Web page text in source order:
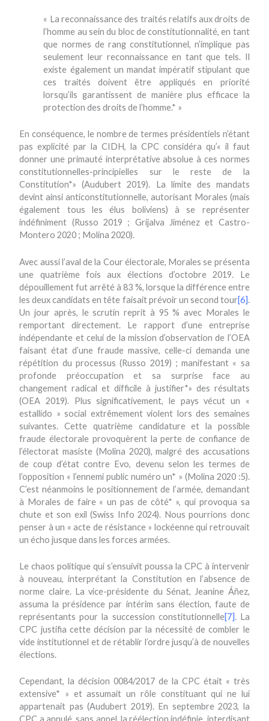
« La reconnaissance des traités relatifs aux droits de
l’homme au sein du bloc de constitutionnalité, en tant
que normes de rang constitutionnel, n’implique pas
seulement leur reconnaissance en tant que tels. Il
existe également un mandat impératif stipulant que
ces traités doivent être appliqués en priorité
lorsqu’ils garantissent de manière plus efficace la
protection des droits de l’homme.* »
En conséquence, le nombre de termes présidentiels n’étant
pas explicité par la CIDH, la CPC considéra qu’« il faut
donner une primauté interprétative absolue à ces normes
constitutionnelles-principielles sur le reste de la
Constitution*» (Audubert 2019). La limite des mandats
devint ainsi anticonstitutionnelle, autorisant Morales (mais
également tous les élus boliviens) à se représenter
indéfiniment (Russo 2019 ; Grijalva Jiménez et Castro-
Montero 2020 ; Molina 2020).
Avec aussi l’aval de la Cour électorale, Morales se présenta
une quatrième fois aux élections d’octobre 2019. Le
dépouillement fut arrêté à 83 %, lorsque la différence entre
les deux candidats en tête faisait prévoir un second tour[6].
Un jour après, le scrutin reprit à 95 % avec Morales le
remportant directement. Le rapport d’une entreprise
indépendante et celui de la mission d’observation de l’OEA
faisant état d’une fraude massive, celle-ci demanda une
répétition du processus (Russo 2019) ; manifestant « sa
profonde préoccupation et sa surprise face au
changement radical et difficile à justifier*» des résultats
(OEA 2019). Plus significativement, le pays vécut un «
estallido » social extrêmement violent lors des semaines
suivantes. Cette quatrième candidature et la possible
fraude électorale provoquèrent la perte de confiance de
l’électorat masiste (Molina 2020), malgré des accusations
de coup d’état contre Evo, devenu selon les termes de
l’opposition « l’ennemi public numéro un* » (Molina 2020 :5).
C’est néanmoins le positionnement de l’armée, demandant
à Morales de faire « un pas de côté* », qui provoqua sa
chute et son exil (Swiss Info 2024). Nous pourrions donc
penser à un « acte de résistance » lockéenne qui retrouvait
un écho jusque dans les forces armées.
Le chaos politique qui s’ensuivit poussa la CPC à intervenir
à nouveau, interprétant la Constitution en l’absence de
norme claire. La vice-présidente du Sénat, Jeanine Áñez,
assuma la présidence par intérim sans élection, faute de
représentants pour la succession constitutionnelle[7]. La
CPC justifia cette décision par la nécessité de combler le
vide institutionnel et de rétablir l’ordre jusqu’à de nouvelles
élections.
Cependant, la décision 0084/2017 de la CPC était « très
extensive* » et assumait un rôle constituant qui ne lui
appartenait pas (Audubert 2019). En septembre 2023, la